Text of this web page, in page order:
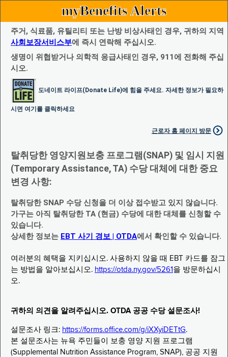
myBenefits Alerts
주거, 식료품, 유틸리티 또는 난방 비상사태인 경우, 귀하의 지역
사회보장서비스부에 즉시 연락해 주십시오.
생명이 위협받거나 의학적 응급사태인 경우, 911에 전화해 주십
시오.
도네이트 라이프(Donate Life)에 힘을 주세요. 자세한 정보가 필요하
시면 여기를 클릭하세요
근로자 홈 페이지 방문
탈취당한 영양지원보충 프로그램(SNAP) 및 임시 지원
(Temporary Assistance, TA) 수당 대체에 대한 중요
변경 사항:
탈취당한 SNAP 수당 신청을 더 이상 접수받고 있지 않습니다.
가구는 아직 탈취당한 TA (현금) 수당에 대한 대체를 신청할 수
있습니다.
상세한 정보는 EBT 사기 경보 | OTDA에서 확인할 수 있습니다.
여러분의 혜택을 지키십시오. 사용하지 않을 때 EBT 카드를 잠그
는 방법을 알아보십시오. https://otda.ny.gov/5261 을 방문하십시
오.
귀하의 의견을 알려주십시오. OTDA 공공 수당 설문조사!
설문조사 링크: https://forms.office.com/g/iXXyiDETtG.
본 설문조사는 뉴욕 주민들이 보충 영양 지원 프로그램
(Supplemental Nutrition Assistance Program, SNAP), 공공 지원